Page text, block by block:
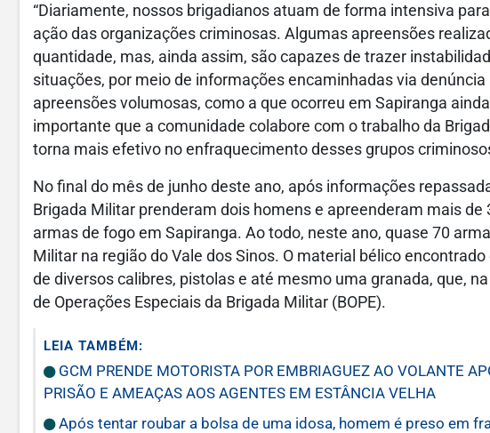
“Diariamente, nossos brigadianos atuam de forma intensiva
ação das organizações criminosas. Algumas apreensões
quantidade, mas, ainda assim, são capazes de trazer
situações, por meio de informações encaminhadas via
apreensões volumosas, como a que ocorreu em Sapiranga
importante que a comunidade colabore com o trabalho da
torna mais efetivo no enfraquecimento desses grupos
No final do mês de junho deste ano, após informações
Brigada Militar prenderam dois homens e apreenderam mais
armas de fogo em Sapiranga. Ao todo, neste ano, quase 70
Militar na região do Vale dos Sinos. O material bélico
de diversos calibres, pistolas e até mesmo uma granada, que,
de Operações Especiais da Brigada Militar (BOPE).
LEIA TAMBÉM:
GCM PRENDE MOTORISTA POR EMBRIAGUEZ AO VOLANTE
PRISÃO E AMEAÇAS AOS AGENTES EM ESTÂNCIA VELHA
Após tentar roubar a bolsa de uma idosa, homem é preso em